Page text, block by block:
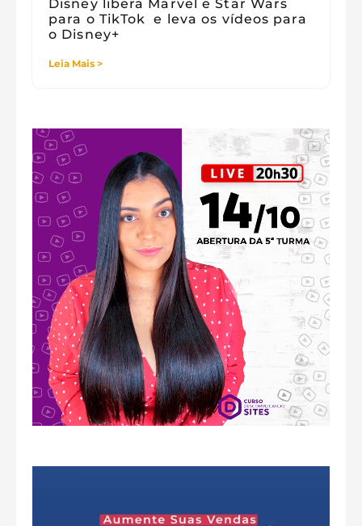
Disney libera Marvel e Star Wars
para o TikTok e leva os vídeos para
o Disney+
Leia Mais >